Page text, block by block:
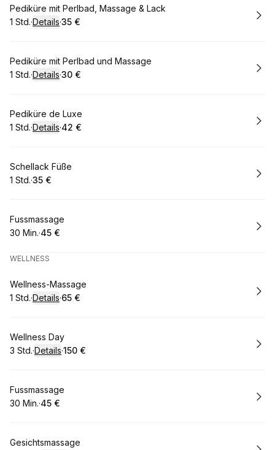
Buchen
Pediküre mit Perlbad, Massage & Lack
. Dauer:
1 Std.·Details·
.Preis
35 €
Buchen
Pediküre mit Perlbad und Massage
. Dauer:
1 Std.·Details·
.Preis
30 €
Buchen
Pediküre de Luxe
. Dauer:
1 Std.·Details·
.Preis
42 €
Buchen
Schellack Füße
. Dauer
1 Std.·
.Preis
35 €
Buchen
Fussmassage
.Dauer:
30 Min.·
.Preis
45 €
WELLNESS
Buchen
Wellness-Massage
. Dauer:
1 Std.·Details·
.Preis
65 €
Buchen
Wellness Day
. Dauer:
3 Std.·Details·
.Preis
150 €
Buchen
Fussmassage
.Dauer:
30 Min.·
.Preis
45 €
Buchen
Gesichtsmassage